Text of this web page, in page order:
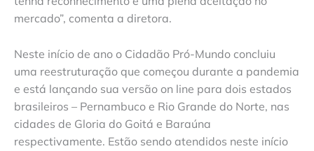
mercado”, comenta a diretora.
Neste início de ano o Cidadão Pró-Mundo concluiu
uma reestruturação que começou durante a pandemia
e está lançando sua versão on line para dois estados
brasileiros – Pernambuco e Rio Grande do Norte, nas
cidades de Gloria do Goitá e Baraúna
respectivamente. Estão sendo atendidos neste início